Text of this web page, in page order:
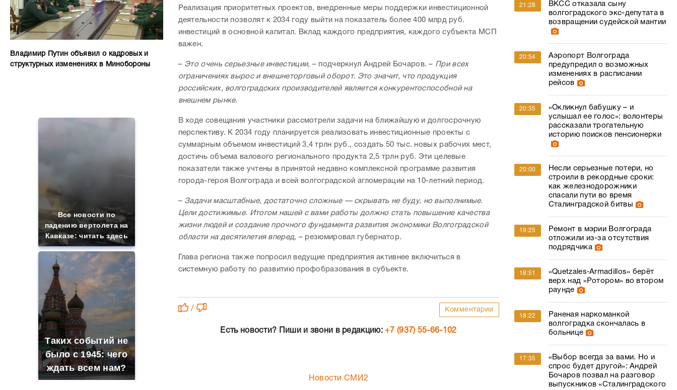
Владимир Путин объявил о кадровых и
структурных изменениях в Минобороны
Все новости по
падению вертолета на
Кавказе: читать здесь
Таких событий не
было с 1945: чего
ждать всем нам?
Реализация приоритетных проектов, внедренные меры поддержки инвестиционной
деятельности позволят к 2034 году выйти на показатель более 400 млрд руб.
инвестиций в основной капитал. Вклад каждого предприятия, каждого субъекта МСП
важен.
– Это очень серьезные инвестиции, – подчеркнул Андрей Бочаров. – При всех
ограничениях вырос и внешнеторговый оборот. Это значит, что продукция
российских, волгоградских производителей является конкурентоспособной на
внешнем рынке.
В ходе совещания участники рассмотрели задачи на ближайшую и долгосрочную
перспективу. К 2034 году планируется реализовать инвестиционные проекты с
суммарным объемом инвестиций 3,4 трлн руб., создать 50 тыс. новых рабочих мест,
достичь объема валового регионального продукта 2,5 трлн руб. Эти целевые
показатели также учтены в принятой недавно комплексной программе развития
города-героя Волгограда и всей волгоградской агломерации на 10-летний период.
– Задачи масштабные, достаточно сложные — скрывать не буду, но выполнимые.
Цели достижимые. Итогом нашей с вами работы должно стать повышение качества
жизни людей и создание прочного фундамента развития экономики Волгоградской
области на десятилетия вперед, – резюмировал губернатор.
Глава региона также попросил ведущие предприятия активнее включиться в
системную работу по развитию профобразования в субъекте.
/ Комментарии
Есть новости? Пиши и звони в редакцию:+7 (937) 55-66-102
Новости СМИ2
21:28
ВКСС отказала сыну
волгоградского экс-депутата в
возвращении судейской мантии
20:54
Аэропорт Волгограда
предупредил о возможных
изменениях в расписании
рейсов
20:35
«Окликнул бабушку – и
услышал ее голос»: волонтеры
рассказали трогательную
историю поисков пенсионерки
20:00
Несли серьезные потери, но
строили в рекордные сроки:
как железнодорожники
спасали пути во время
Сталинградской битвы
19:25
Ремонт в мэрии Волгограда
отложили из-за отсутствия
подрядчика
18:51
«Quetzales‑Armadillos» берёт
верх над «Ротором» во втором
раунде
18:22
Раненая наркоманкой
волгоградка скончалась в
больнице
17:35
«Выбор всегда за вами. Но и
спрос будет другой»: Андрей
Бочаров позвал на разговор
выпускников «Сталинградского